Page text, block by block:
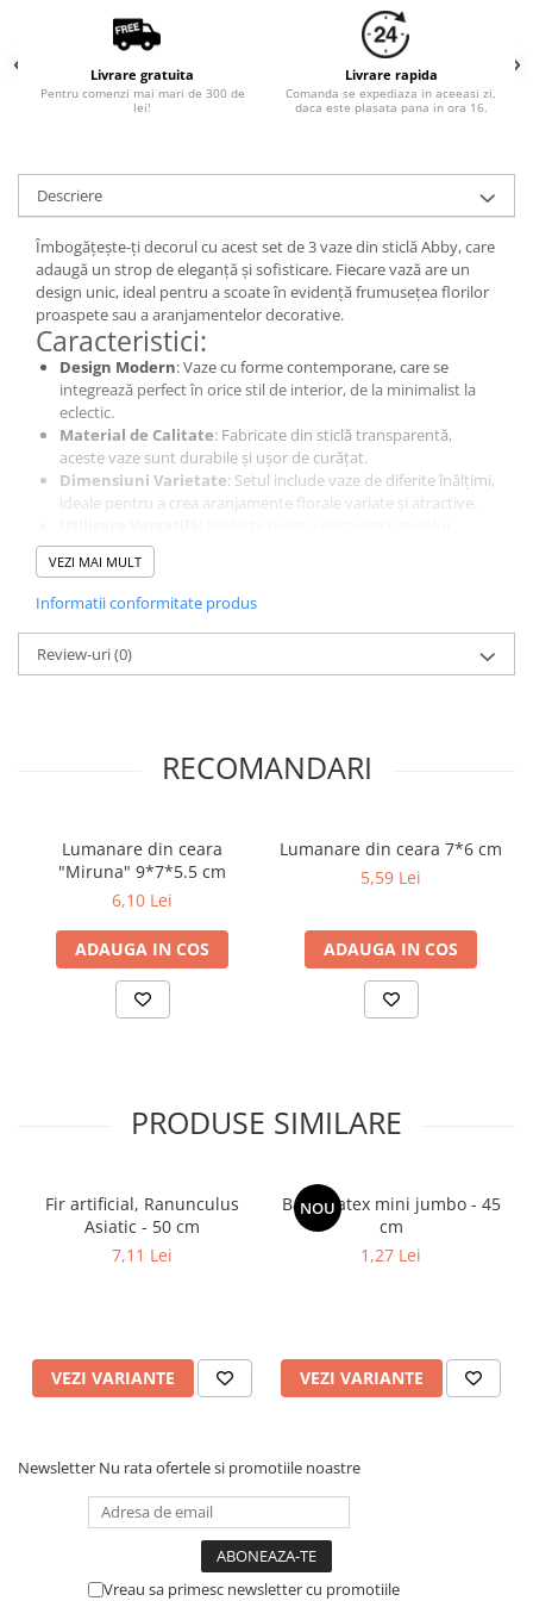
Livrare gratuita
Pentru comenzi mai mari de 300 de
lei!
Livrare rapida
Comanda se expediaza in aceeasi zi,
daca este plasata pana in ora 16.
Descriere
Îmbogățește-ți decorul cu acest set de 3 vaze din sticlă Abby, care
adaugă un strop de eleganță și sofisticare. Fiecare vază are un
design unic, ideal pentru a scoate în evidență frumusețea florilor
proaspete sau a aranjamentelor decorative.
Caracteristici:
Design Modern: Vaze cu forme contemporane, care se
integrează perfect în orice stil de interior, de la minimalist la
eclectic.
Material de Calitate: Fabricate din sticlă transparentă,
aceste vaze sunt durabile și ușor de curățat.
Dimensiuni Varietate: Setul include vaze de diferite înălțimi,
ideale pentru a crea aranjamente florale variate și atractive.
birourilor sau ca accent decorativ în orice cameră.
Setul de vaze din sticlă Abby este alegerea ideală pentru a adăuga
un plus de stil și rafinament oricărui spațiu!
VEZI MAI MULT
Informatii conformitate produs
Review-uri(0)
RECOMANDARI
Lumanare din ceara
"Miruna" 9*7*5.5 cm
6,10 Lei
ADAUGA IN COS
Lumanare din ceara 7*6 cm
5,59 Lei
ADAUGA IN COS
PRODUSE SIMILARE
Fir artificial, Ranunculus
Asiatic - 50 cm
7,11 Lei
VEZI VARIANTE
NOU
Balon latex mini jumbo - 45
cm
1,27 Lei
VEZI VARIANTE
Newsletter Nu rata ofertele si promotiile noastre
Vreau sa primesc newsletter cu promotiile